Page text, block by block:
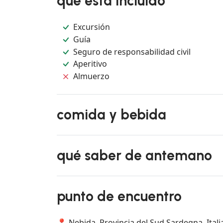
Excursión
Guía
Seguro de responsabilidad civil
Aperitivo
Almuerzo
comida y bebida
qué saber de antemano
punto de encuentro